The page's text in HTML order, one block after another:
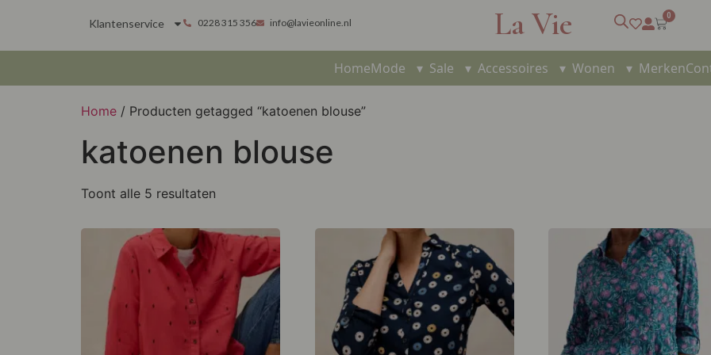
Klantenservice 0228 315 356 info@lavieonline.nl La Vie 0
HomeMode ▾ Sale ▾ Accessoires ▾ Wonen ▾ Merken
Home / Producten getagged “katoenen blouse”
katoenen blouse
Toont alle 5 resultaten